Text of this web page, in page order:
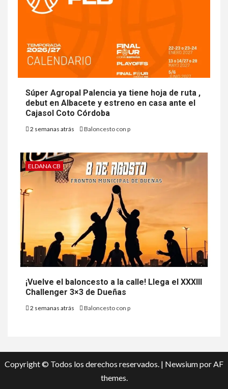
Súper Agropal Palencia ya tiene hoja de ruta ,
debut en Albacete y estreno en casa ante el
Cajasol Coto Córdoba
2 semanas atrás Baloncesto con p
ELDANA CB
¡Vuelve el baloncesto a la calle! Llega el XXXIII
Challenger 3×3 de Dueñas
2 semanas atrás Baloncesto con p
Copyright © Todos los derechos reservados. | Newsiumpor AF
themes.